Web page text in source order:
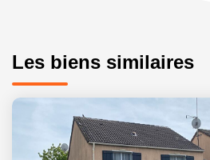
Les biens similaires